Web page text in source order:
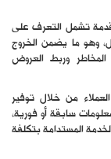
تشمل التعرف على
وهو ما يضمن الخروج
وربط العروض
من خلال توفير
سابقة أو فورية،
المستدامة بتكلفة